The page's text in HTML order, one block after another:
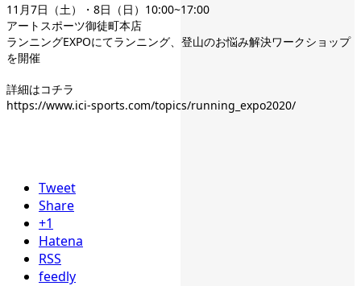
11月7日（土）・8日（日）10:00~17:00
アートスポーツ御徒町本店
ランニングEXPOにてランニング、登山のお悩み解決ワークショップ
を開催
詳細はコチラ
https://www.ici-sports.com/topics/running_expo2020/
Tweet
Share
+1
Hatena
RSS
feedly